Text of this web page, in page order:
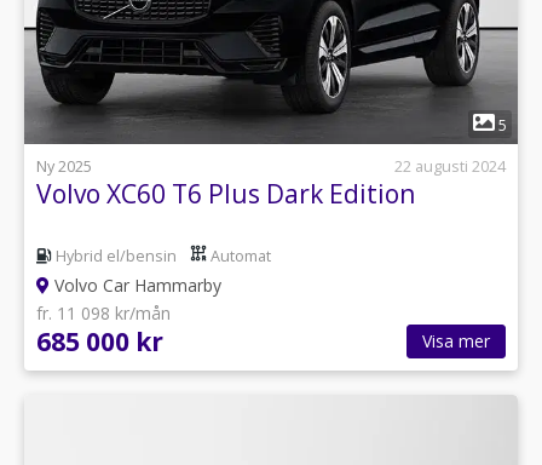
5
Ny 2025
22 augusti 2024
Volvo XC60 T6 Plus Dark Edition
Hybrid el/bensin Automat
Volvo Car Hammarby
fr. 11 098 kr/mån
685 000 kr Visa mer